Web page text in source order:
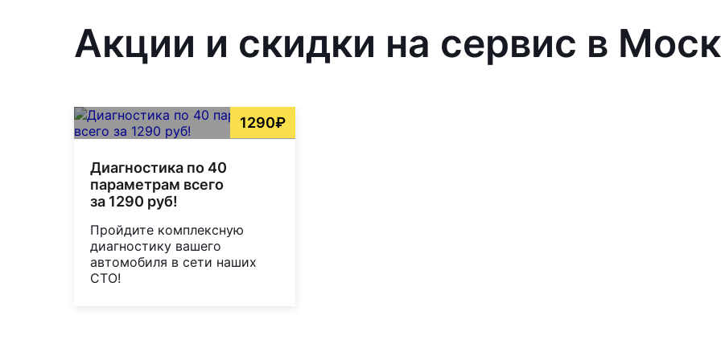
Акции и скидки на сервис в
1290₽
Диагностика по 40
параметрам всего
за 1290 руб!
Пройдите комплексную
диагностику вашего
автомобиля в сети наших
СТО!